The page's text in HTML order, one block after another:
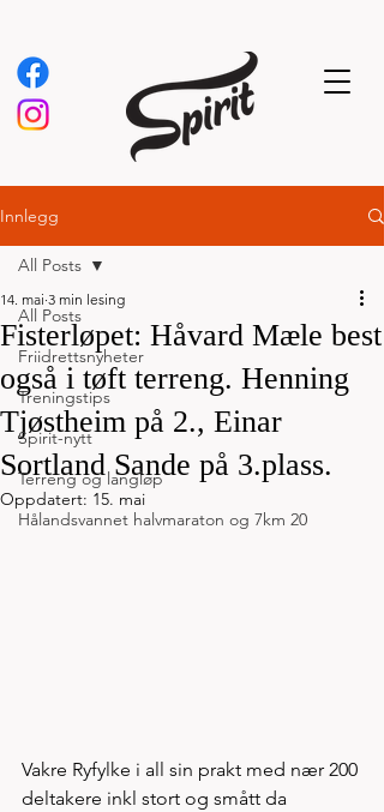
Innlegg
All Posts
Friidrettsnyheter
Treningstips
Spirit-nytt
Terreng og langløp
Hålandsvannet halvmaraton og 7km 20
All Posts
Fisterløpet: Håvard Mæle best
også i tøft terreng. Henning
Tjøstheim på 2., Einar
Sortland Sande på 3.plass.
14. mai 3 min lesing
Oppdatert: 15. mai
Vakre Ryfylke i all sin prakt med nær 200
deltakere inkl stort og smått da